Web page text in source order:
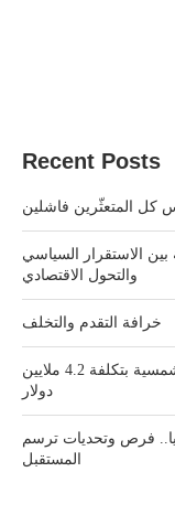
Recent Posts
كل المتعثّرين فاشلين
بين الاستقرار السياسي
والتحول الاقتصادي
خرافة التقدم والتخلف
تركيا تفتتح محطة كهرمان مرعش للطاقة الشمسية بتكلفة 4.2 ملايين
دولار
فرص وتحديات ترسم
المستقبل